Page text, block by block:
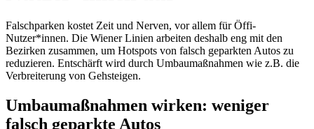
Falschparken kostet Zeit und Nerven, vor allem für Öffi-
Nutzer*innen. Die Wiener Linien arbeiten deshalb eng mit den
Bezirken zusammen, um Hotspots von falsch geparkten Autos zu
reduzieren. Entschärft wird durch Umbaumaßnahmen wie z.B. die
Verbreiterung von Gehsteigen.
Umbaumaßnahmen wirken: weniger
falsch geparkte Autos